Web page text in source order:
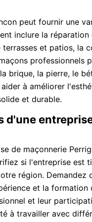
peut fournir une
inclure la
et patios, la
professionnels
brique, la pierre, le
à améliorer
et durable.
d'une
de maçonnerie
si l'entreprise est
région. Demandez
et la formation
et leur
à travailler avec